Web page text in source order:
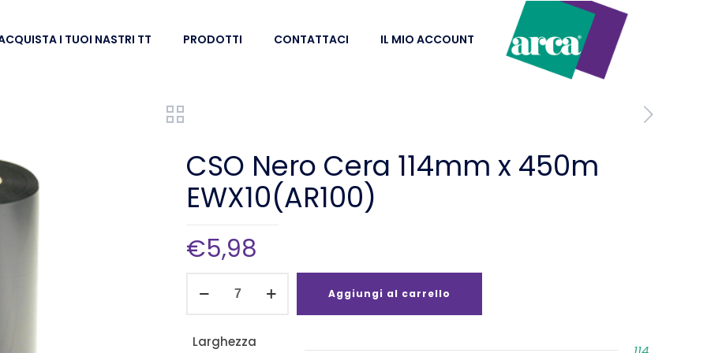
I TUOI NASTRI TT PRODOTTI CONTATTACI IL MIO ACCOUNT
CSO Nero Cera 114mm x 450m
EWX10(AR100)
€5,98
114mm
Aggiungi al carrello
Larghezza